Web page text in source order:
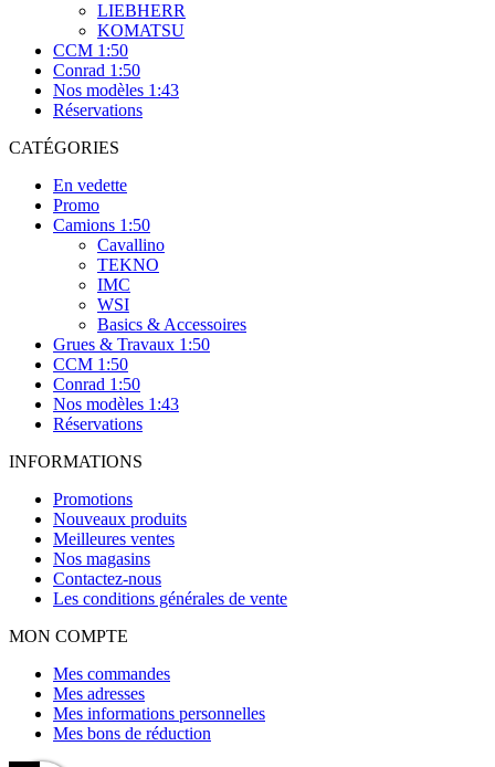
LIEBHERR
KOMATSU
CCM 1:50
Conrad 1:50
Nos modèles 1:43
Réservations
CATÉGORIES
En vedette
Promo
Camions 1:50
Cavallino
TEKNO
IMC
WSI
Basics & Accessoires
Grues & Travaux 1:50
CCM 1:50
Conrad 1:50
Nos modèles 1:43
Réservations
INFORMATIONS
Promotions
Nouveaux produits
Meilleures ventes
Nos magasins
Contactez-nous
Les conditions générales de vente
MON COMPTE
Mes commandes
Mes adresses
Mes informations personnelles
Mes bons de réduction